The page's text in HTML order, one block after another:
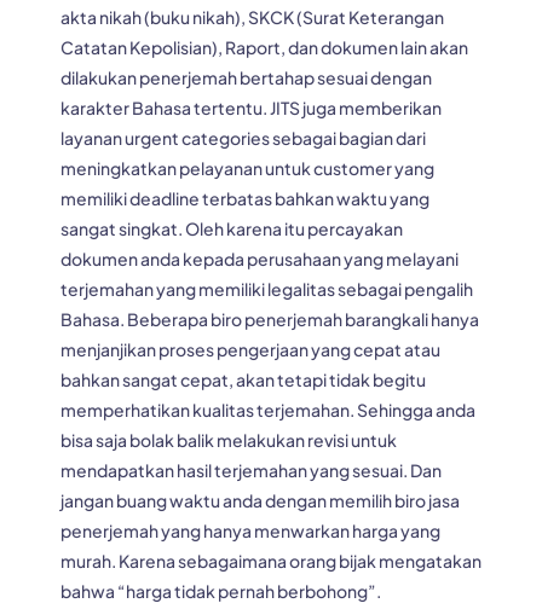
akta nikah (buku nikah), SKCK (Surat Keterangan
Catatan Kepolisian), Raport, dan dokumen lain akan
dilakukan penerjemah bertahap sesuai dengan
karakter Bahasa tertentu. JITS juga memberikan
layanan urgent categories sebagai bagian dari
meningkatkan pelayanan untuk customer yang
memiliki deadline terbatas bahkan waktu yang
sangat singkat. Oleh karena itu percayakan
dokumen anda kepada perusahaan yang melayani
terjemahan yang memiliki legalitas sebagai pengalih
Bahasa. Beberapa biro penerjemah barangkali hanya
menjanjikan proses pengerjaan yang cepat atau
bahkan sangat cepat, akan tetapi tidak begitu
memperhatikan kualitas terjemahan. Sehingga anda
bisa saja bolak balik melakukan revisi untuk
mendapatkan hasil terjemahan yang sesuai. Dan
jangan buang waktu anda dengan memilih biro jasa
penerjemah yang hanya menwarkan harga yang
murah. Karena sebagaimana orang bijak mengatakan
bahwa “harga tidak pernah berbohong”.